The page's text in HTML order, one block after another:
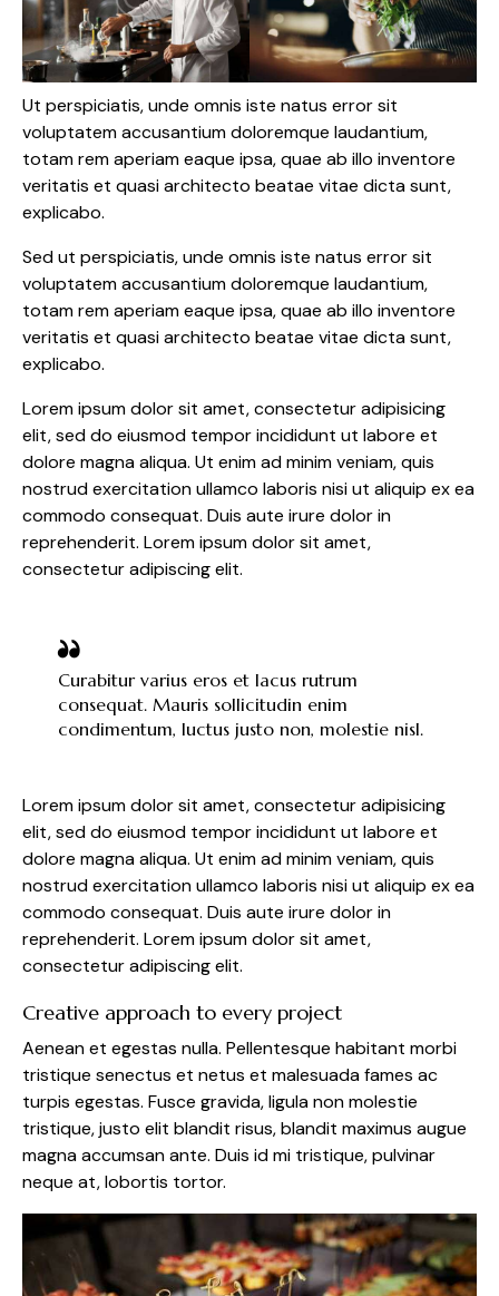
Ut perspiciatis, unde omnis iste natus error sit
voluptatem accusantium doloremque laudantium,
totam rem aperiam eaque ipsa, quae ab illo inventore
veritatis et quasi architecto beatae vitae dicta sunt,
explicabo.
Sed ut perspiciatis, unde omnis iste natus error sit
voluptatem accusantium doloremque laudantium,
totam rem aperiam eaque ipsa, quae ab illo inventore
veritatis et quasi architecto beatae vitae dicta sunt,
explicabo.
Lorem ipsum dolor sit amet, consectetur adipisicing
elit, sed do eiusmod tempor incididunt ut labore et
dolore magna aliqua. Ut enim ad minim veniam, quis
nostrud exercitation ullamco laboris nisi ut aliquip ex ea
commodo consequat. Duis aute irure dolor in
reprehenderit. Lorem ipsum dolor sit amet,
consectetur adipiscing elit.
Curabitur varius eros et lacus rutrum
consequat. Mauris sollicitudin enim
condimentum, luctus justo non, molestie nisl.
Lorem ipsum dolor sit amet, consectetur adipisicing
elit, sed do eiusmod tempor incididunt ut labore et
dolore magna aliqua. Ut enim ad minim veniam, quis
nostrud exercitation ullamco laboris nisi ut aliquip ex ea
commodo consequat. Duis aute irure dolor in
reprehenderit. Lorem ipsum dolor sit amet,
consectetur adipiscing elit.
Creative approach to every project
Aenean et egestas nulla. Pellentesque habitant morbi
tristique senectus et netus et malesuada fames ac
turpis egestas. Fusce gravida, ligula non molestie
tristique, justo elit blandit risus, blandit maximus augue
magna accumsan ante. Duis id mi tristique, pulvinar
neque at, lobortis tortor.